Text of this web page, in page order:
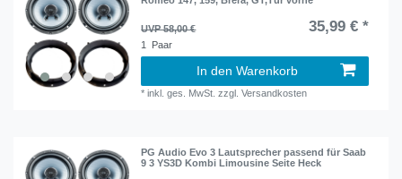
UVP 58,00 € 35,99 € *
1 Paar
In den Warenkorb
*inkl. ges. MwSt. zzgl.Versandkosten
PG Audio Evo 3 Lautsprecher passend für Saab
9 3 YS3D Kombi Limousine Seite Heck